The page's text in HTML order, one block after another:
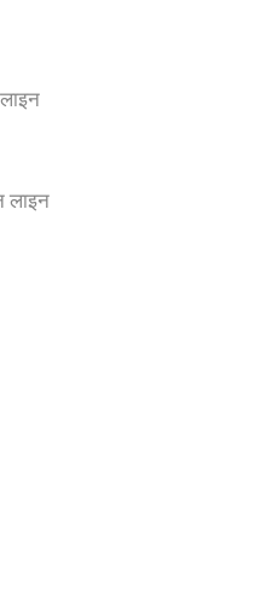
लाइन